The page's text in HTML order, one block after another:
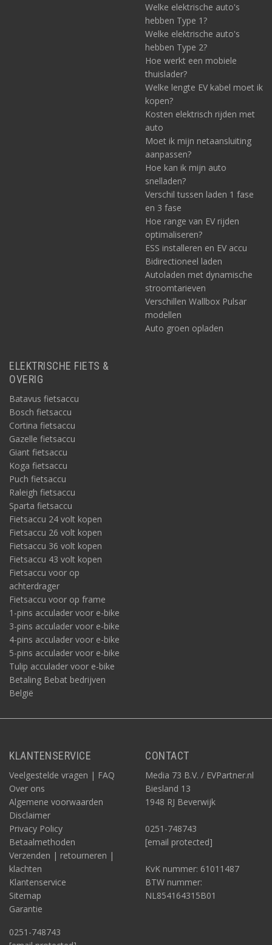
Welke elektrische auto's
hebben Type 1?
Welke elektrische auto's
hebben Type 2?
Hoe werkt een mobiele
thuislader?
Welke lengte EV kabel moet ik
kopen?
Kosten elektrisch rijden met
auto
Moet ik mijn netaansluiting
aanpassen?
Hoe kan ik mijn auto
snelladen?
Verschil tussen laden 1 fase
en 3 fase
Hoe range van EV rijden
optimaliseren?
ESS installeren en EV accu
Bidirectioneel laden
Autoladen met dynamische
stroomtarieven
Verschillen Wallbox Pulsar
modellen
Auto groen opladen
ELEKTRISCHE FIETS &
OVERIG
Batavus fietsaccu
Bosch fietsaccu
Cortina fietsaccu
Gazelle fietsaccu
Giant fietsaccu
Koga fietsaccu
Puch fietsaccu
Raleigh fietsaccu
Sparta fietsaccu
Fietsaccu 24 volt kopen
Fietsaccu 26 volt kopen
Fietsaccu 36 volt kopen
Fietsaccu 43 volt kopen
Fietsaccu voor op
achterdrager
Fietsaccu voor op frame
1-pins acculader voor e-bike
3-pins acculader voor e-bike
4-pins acculader voor e-bike
5-pins acculader voor e-bike
Tulip acculader voor e-bike
Betaling Bebat bedrijven
België
KLANTENSERVICE
Veelgestelde vragen | FAQ
Over ons
Algemene voorwaarden
Disclaimer
Privacy Policy
Betaalmethoden
Verzenden | retourneren |
klachten
Klantenservice
Sitemap
Garantie
0251-748743
CONTACT
Media 73 B.V. / EVPartner.nl
Biesland 13
1948 RJ Beverwijk
0251-748743
[email protected]
KvK nummer: 61011487
BTW nummer:
NL854164315B01